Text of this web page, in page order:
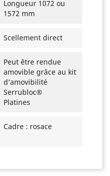
Longueur 1072 ou
1572 mm
Scellement direct
Peut être rendue
amovible grâce au kit
d’amovibilité
Serrubloc®
Platines
Cadre : rosace